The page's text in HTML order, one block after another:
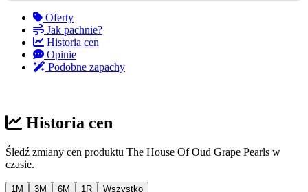
Oferty
Jak pachnie?
Historia cen
Opinie
Podobne zapachy
Historia cen
Śledź zmiany cen produktu The House Of Oud Grape Pearls w
czasie.
1M 3M 6M 1R Wszystko